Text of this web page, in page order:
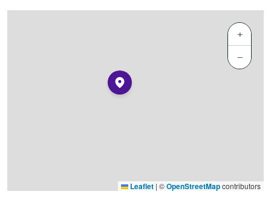
+
−
Leaflet | ©OpenStreetMapcontributors